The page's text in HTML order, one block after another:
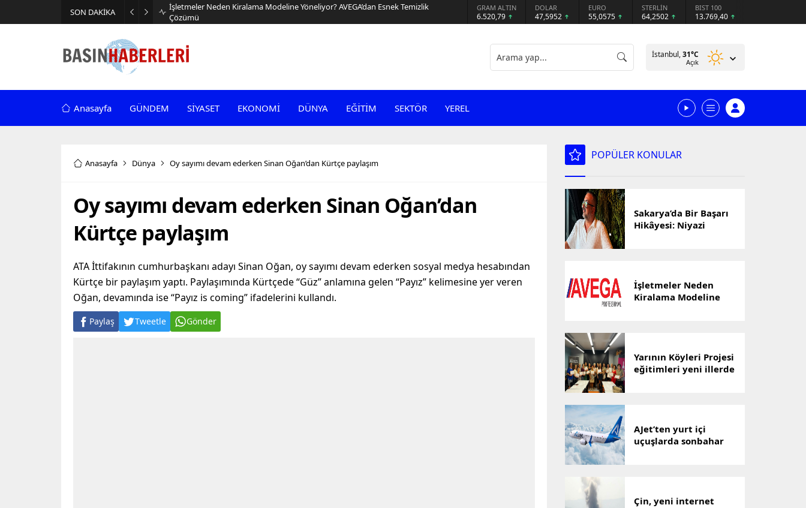
SON DAKİKA
İşletmeler Neden Kiralama Modeline Yöneliyor? AVEGA’dan Esnek Temizlik
Çözümü
GRAM ALTIN
6.520,79
DOLAR
47,5952
EURO
55,0575
STERLİN
64,2502
BIST 100
13.769,40
İstanbul,31°C
Açık
Anasayfa GÜNDEM SİYASET EKONOMİ DÜNYA EĞİTİM SEKTÖR YEREL
Anasayfa Dünya Oy sayımı devam ederken Sinan Oğan’dan Kürtçe paylaşım
Oy sayımı devam ederken Sinan Oğan’dan
Kürtçe paylaşım
ATA İttifakının cumhurbaşkanı adayı Sinan Oğan, oy sayımı devam ederken sosyal medya hesabından
Kürtçe bir paylaşım yaptı. Paylaşımında Kürtçede “Güz” anlamına gelen “Payız” kelimesine yer veren
Oğan, devamında ise “Payız is coming” ifadelerini kullandı.
Paylaş Tweetle Gönder
POPÜLER KONULAR
Sakarya’da Bir Başarı
Hikâyesi: Niyazi
İşletmeler Neden
Kiralama Modeline
Yarının Köyleri Projesi
eğitimleri yeni illerde
AJet’ten yurt içi
uçuşlarda sonbahar
Çin, yeni internet